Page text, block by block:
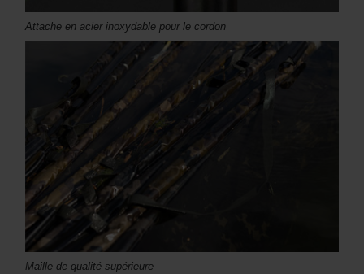
Attache en acier inoxydable pour le cordon
Maille de qualité supérieure